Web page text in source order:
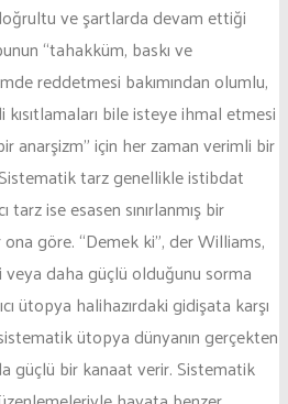
ve şartlarda devam ettiği
“tahakküm, baskı ve
reddetmesi bakımından olumlu,
bile isteye ihmal etmesi
anarşizm” için her zaman verimli bir
tarz genellikle istibdat
ise esasen sınırlanmış bir
göre. “Demek ki”, der Williams,
daha güçlü olduğunu sorma
ütopya halihazırdaki gidişata karşı
ütopya dünyanın gerçekten
güçlü bir kanaat verir. Sistematik